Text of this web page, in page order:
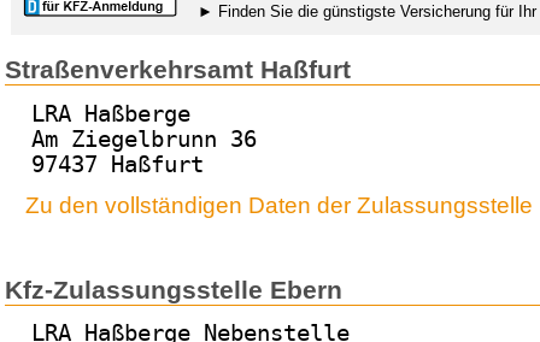
► Finden Sie die günstigste Versicherung für
Straßenverkehrsamt Haßfurt
LRA Haßberge
Am Ziegelbrunn 36
97437 Haßfurt
Zu den vollständigen Daten der Zulassungsstelle
Kfz-Zulassungsstelle Ebern
LRA Haßberge Nebenstelle